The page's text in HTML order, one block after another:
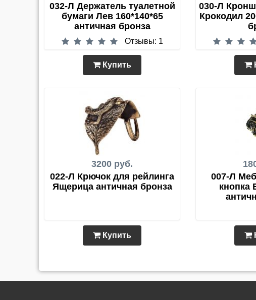
032-Л Держатель туалетной
бумаги Лев 160*140*65
античная бронза
Отзывы: 1
Купить
030-Л
Крокодил
3200 руб.
022-Л Крючок для рейлинга
Ящерица античная бронза
Купить
007-Л
кнопка